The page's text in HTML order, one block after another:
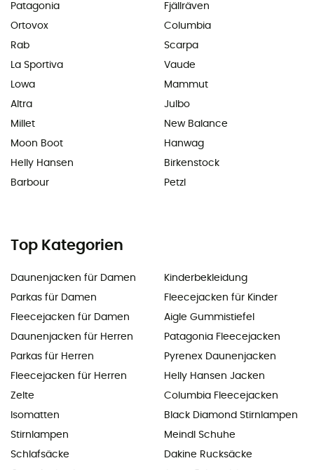
Patagonia
Ortovox
Rab
La Sportiva
Lowa
Altra
Millet
Moon Boot
Helly Hansen
Barbour
Fjällräven
Columbia
Scarpa
Vaude
Mammut
Julbo
New Balance
Hanwag
Birkenstock
Petzl
Top Kategorien
Daunenjacken für Damen
Parkas für Damen
Fleecejacken für Damen
Daunenjacken für Herren
Parkas für Herren
Fleecejacken für Herren
Zelte
Isomatten
Stirnlampen
Schlafsäcke
Kinderbekleidung
Fleecejacken für Kinder
Aigle Gummistiefel
Patagonia Fleecejacken
Pyrenex Daunenjacken
Helly Hansen Jacken
Columbia Fleecejacken
Black Diamond Stirnlampen
Meindl Schuhe
Dakine Rucksäcke